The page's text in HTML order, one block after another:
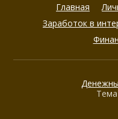
Главная
Заработок в